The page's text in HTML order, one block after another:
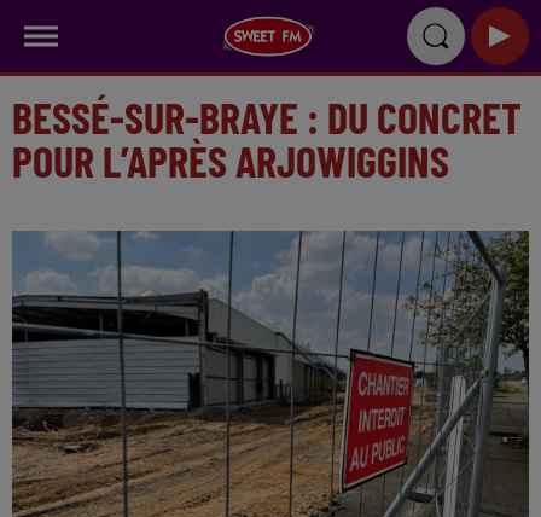
BESSÉ-SUR-BRAYE : DU CONCRET
POUR L’APRÈS ARJOWIGGINS